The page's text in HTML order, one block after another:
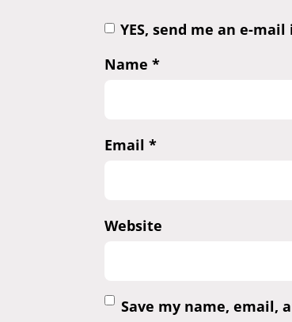
YES, send me an e-
Name *
Email *
Website
Save my name, email,